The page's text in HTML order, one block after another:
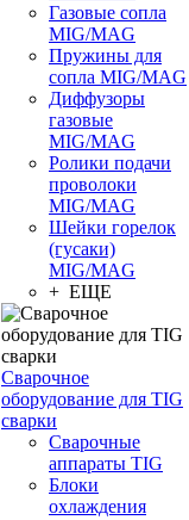
Газовые сопла
MIG/MAG
Пружины для
сопла MIG/MAG
Диффузоры
газовые
MIG/MAG
Ролики подачи
проволоки
MIG/MAG
Шейки горелок
(гусаки)
MIG/MAG
+ ЕЩЕ
Сварочное
оборудование для TIG
сварки
Сварочные
аппараты TIG
Блоки
охлаждения